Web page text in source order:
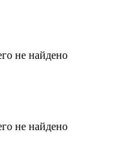
не найдено
не найдено